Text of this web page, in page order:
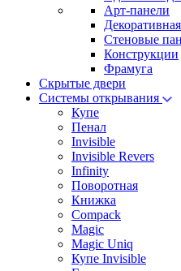
Арт-панели
Стеновые
Конструкции
Фрамуга
Скрытые двери
Системы открывания
Купе
Пенал
Invisible
Invisible Revers
Infinity
Поворотная
Книжка
Compack
Magic
Magic Uniq
Купе Invisible